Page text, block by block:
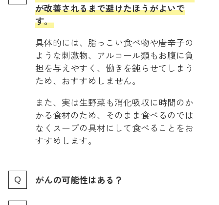
が改善されるまで避けたほうがよいで
す。
具体的には、脂っこい食べ物や唐辛子の
ような刺激物、アルコール類もお腹に負
担を与えやすく、働きを鈍らせてしまう
ため、おすすめしません。
また、実は生野菜も消化吸収に時間のか
かる食材のため、そのまま食べるのでは
なくスープの具材にして食べることをお
すすめします。
がんの可能性はある？